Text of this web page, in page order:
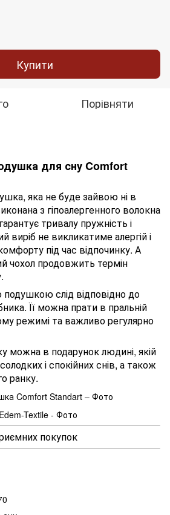
Купити
Порівняти
для сну Comfort
яка не буде зайвою ні в
з гіпоалергенного волокна
тривалу пружність і
виріб не викликатиме алергій і
під час відпочинку. А
чохол продовжить термін
слід відповідно до
Її можна прати в пральній
режимі та важливо регулярно
можна в подарунок людині, якій
і спокійних снів, а також
ранку.
покупок